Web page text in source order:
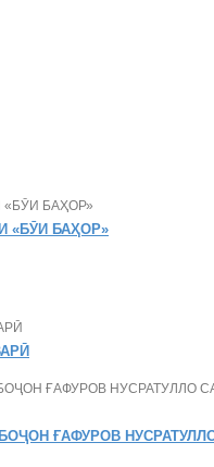
«БӮИ БАҲОР»
ҒАФУРОВ